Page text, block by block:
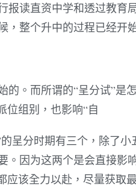
读直资中学和透过教育
，整个升中的过程已经开
。而所谓的“呈分试”是
位组别，也影响“自
呈分时期有三个，除了
。因为这两个是会直接影
该全力以赴，尽量获取